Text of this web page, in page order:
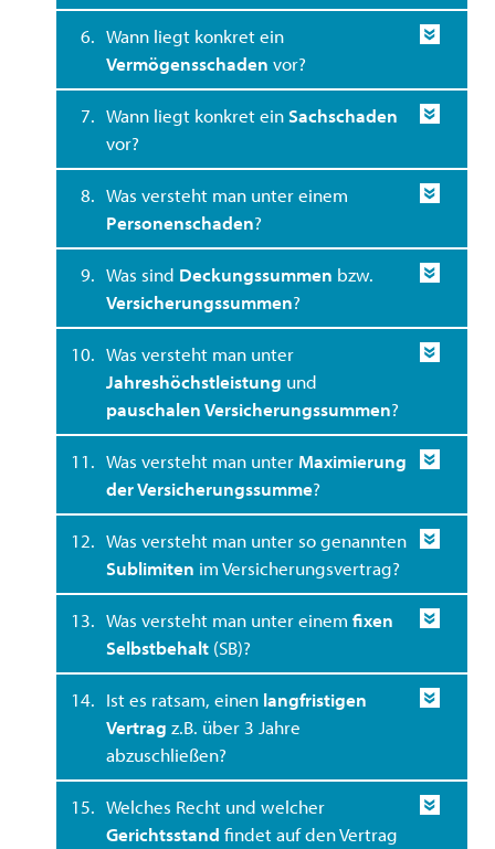
6. Wann liegt konkret ein
Vermögensschaden vor?
7. Wann liegt konkret einSachschaden
vor?
8. Was versteht man unter einem
Personenschaden?
9. Was sind Deckungssummen bzw.
Versicherungssummen?
10. Was versteht man unter
Jahreshöchstleistung und
pauschalen Versicherungssummen?
11. Was versteht man unter Maximierung
der Versicherungssumme?
12. Was versteht man unter so genannten
Sublimiten im Versicherungsvertrag?
13. Was versteht man unter einemfixen
Selbstbehalt (SB)?
14. Ist es ratsam, einen langfristigen
Vertrag z.B. über 3 Jahre
abzuschließen?
15. Welches Recht und welcher
Gerichtsstand findet auf den Vertrag